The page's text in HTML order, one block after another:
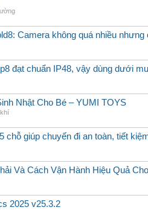
Camera không quá nhiều nhưng
đạt chuẩn IP48, vậy dùng dưới
Nhật Cho Bé – YUMI TOYS
chỗ giúp chuyến đi an toàn, tiết
Và Cách Vận Hành Hiệu Quả
2025 v25.3.2